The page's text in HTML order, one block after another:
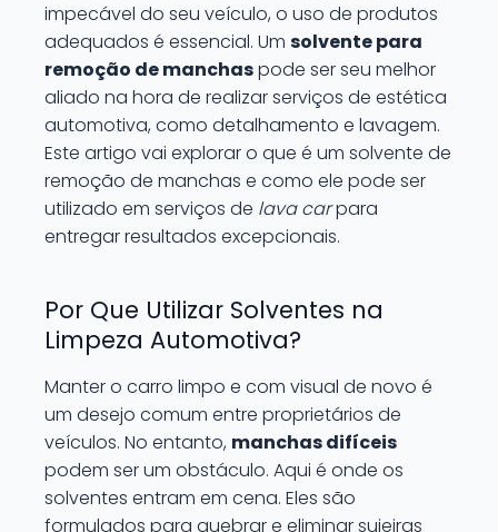
impecável do seu veículo, o uso de produtos
adequados é essencial. Um solvente para
remoção de manchaspode ser seu melhor
aliado na hora de realizar serviços de estética
automotiva, como detalhamento e lavagem.
Este artigo vai explorar o que é um solvente de
remoção de manchas e como ele pode ser
utilizado em serviços de lava carpara
entregar resultados excepcionais.
Por Que Utilizar Solventes na
Limpeza Automotiva?
Manter o carro limpo e com visual de novo é
um desejo comum entre proprietários de
veículos. No entanto, manchas difíceis
podem ser um obstáculo. Aqui é onde os
solventes entram em cena. Eles são
formulados para quebrar e eliminar sujeiras